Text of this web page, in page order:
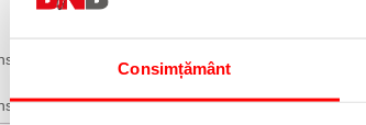
Consimțământ
de diferente fara TVA (NIR) este un
de diferente cu TVA (NIR) este un formular